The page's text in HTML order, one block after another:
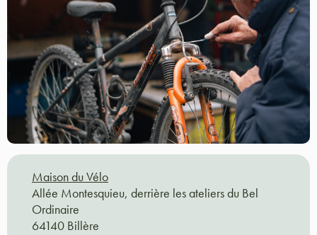
Maison du Vélo
Allée Montesquieu, derrière les ateliers du Bel
Ordinaire
64140 Billère